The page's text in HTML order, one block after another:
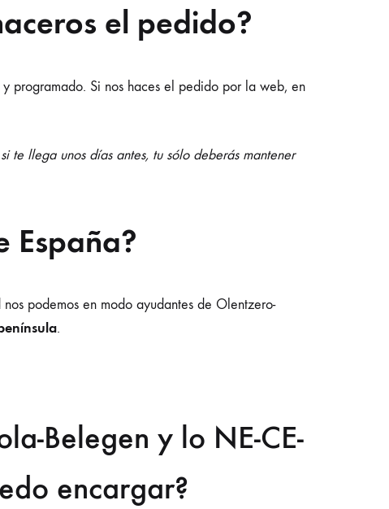
el pedido?
programado. Si nos haces el pedido por la web, en
llega unos días antes, tu sólo deberás mantener
España?
podemos en modo ayudantes de Olentzero-
.
Belegen y lo NE-CE-
encargar?